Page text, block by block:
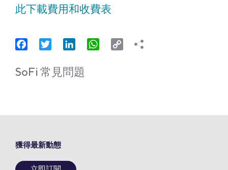
此下載費用和收費表
FacebookTwitter LinkedInWhatsApp
Copy
SoFi 常見問題
獲得最新動態